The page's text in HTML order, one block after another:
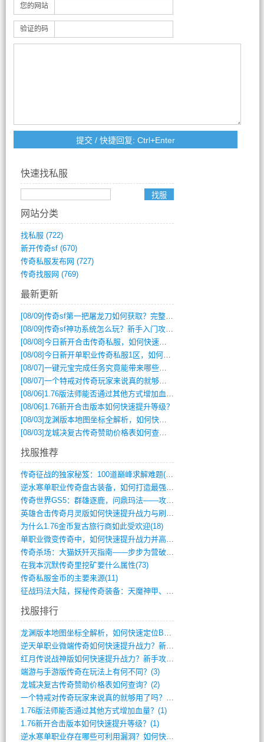
您的网站
验证的码
快速找私服
网站分类
找私服 (722)
新开传奇sf(670)
传奇私服发布网 (727)
传奇找服网 (769)
最新更新
[08/09]传奇sf第一把屠龙刀如何获取？完整攻略揭秘
[08/09]传奇sf神功系统怎么玩？新手入门攻略全解析
[08/08]今日新开合击传奇私服，如何快速提升角色战力？
[08/08]今日新开单职业传奇私服1区，如何快速升级与获取顶级装备？
[08/07]一键元宝完成任务究竟能带来哪些超值优势？
[08/07]一个特戒对传奇玩家来说真的就够用了吗？
[08/06] 1.76版法师能否通过其他方式增加血量？
[08/06] 1.76新开合击版本如何快速提升等级？
[08/03]龙渊版本地图坐标全解析，如何快速定位BOSS位置？
[08/03]龙城决复古传奇赞助价格表如何查询？
找服推荐
传奇征战的独家秘笈：100道巅峰求解难题(366)
逆水寒单职业传奇盘古装备，如何打造最强战(491)
传奇世界GS5：群雄逐鹿，问鼎玛法——攻(626)
英雄合击传奇月灵版如何快速提升战力与刷装(381)
为什么1.76金币复古旅行商如此受欢迎(18)
单职业微变传奇中，如何快速提升战力并高效(5)
传奇杀场：大猫妖歼灭指南——步步为营破强(347)
在我本沉默传奇里挖矿要什么属性(73)
传奇私服金币的主要来源(11)
征战玛法大陆，探秘传奇装备：天魔神甲、屠(870)
找服排行
龙渊版本地图坐标全解析，如何快速定位BO(4)
逆天单职业微端传奇如何快速提升战力？新手(4)
红月传说战神版如何快速提升战力？新手攻略(3)
端游与手游版传奇在玩法上有何不同？(3)
龙城决复古传奇赞助价格表如何查询？(2)
一个特戒对传奇玩家来说真的就够用了吗？(1)
1.76版法师能否通过其他方式增加血量？(1)
1.76新开合击版本如何快速提升等级？(1)
逆水寒单职业存在哪些可利用漏洞？如何快速(1)